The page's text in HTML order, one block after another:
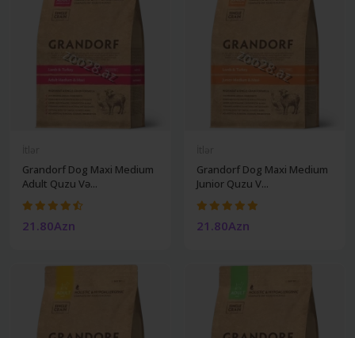
Grandorf Dog Maxi Medium
Adult Quzu Və...
21.80Azn
Grandorf Dog Maxi Medium
Junior Quzu V...
21.80Azn